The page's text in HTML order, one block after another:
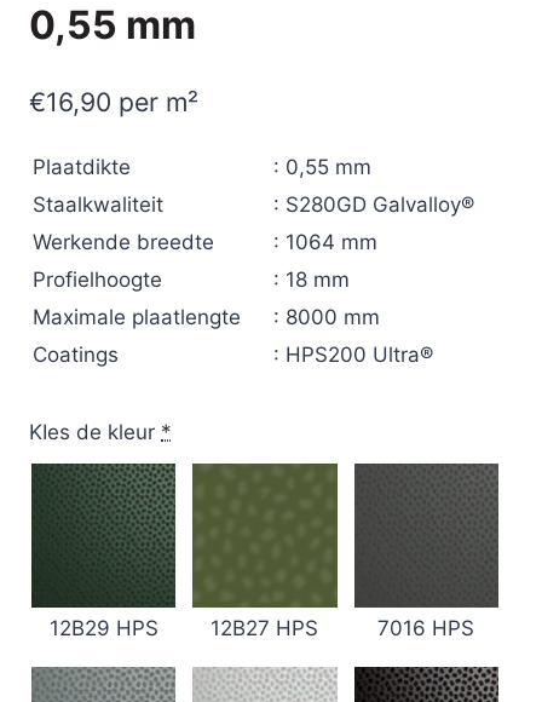
0,55 mm
€16,90 per m²
Plaatdikte
: 0,55 mm
Staalkwaliteit
: S280GD Galvalloy®
Werkende breedte
: 1064 mm
Profielhoogte
: 18 mm
Maximale plaatlengte
: 8000 mm
Coatings
: HPS200 Ultra®
KIes de kleur *
12B29 HPS 12B27 HPS 7016 HPS